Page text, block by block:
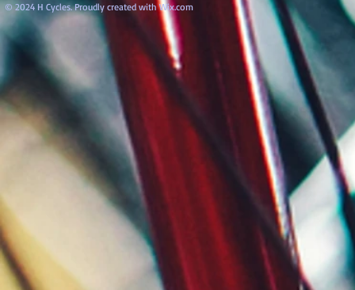
© 2024 H Cycles. Proudly created withWix.com